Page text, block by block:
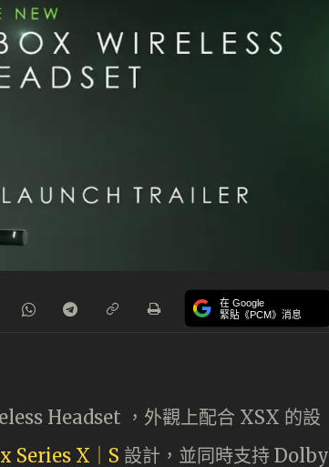
在 Google
緊貼《PCM》消息
Headset ，外觀上配合 XSX 的設
Series X｜S 設計，並同時支持 Dolby